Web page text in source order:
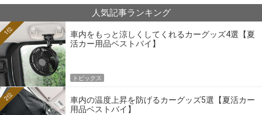
人気記事ランキング
車内をもっと涼しくしてくれるカーグッズ4選【夏
活カー用品ベストバイ】
1位
トピックス
車内の温度上昇を防げるカーグッズ5選【夏活カー
用品ベストバイ】
2位